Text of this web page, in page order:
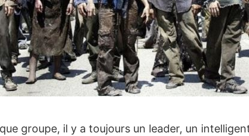
groupe, il y a toujours un leader, un